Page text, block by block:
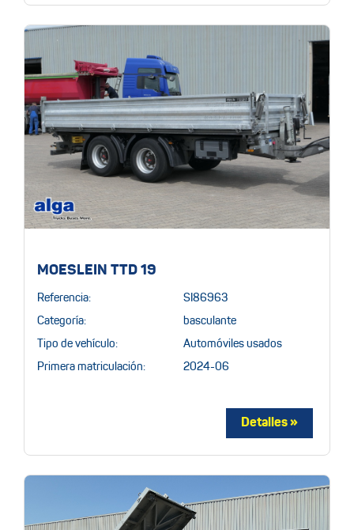
MOESLEIN TTD 19
Referencia: SI86963
Categoría: basculante
Tipo de vehículo: Automóviles usados
Primera matriculación: 2024-06